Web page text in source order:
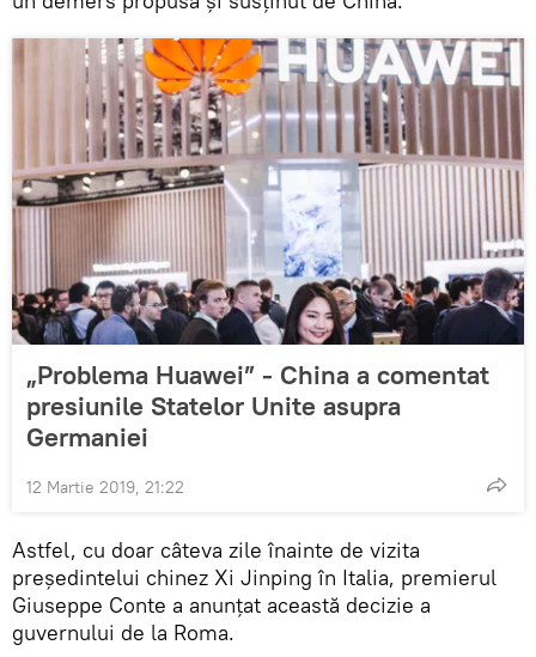
„Problema Huawei” - China a comentat
presiunile Statelor Unite asupra
Germaniei
12 Martie 2019, 21:22
Astfel, cu doar câteva zile înainte de vizita
preşedintelui chinez Xi Jinping în Italia, premierul
Giuseppe Conte a anunțat această decizie a
guvernului de la Roma.